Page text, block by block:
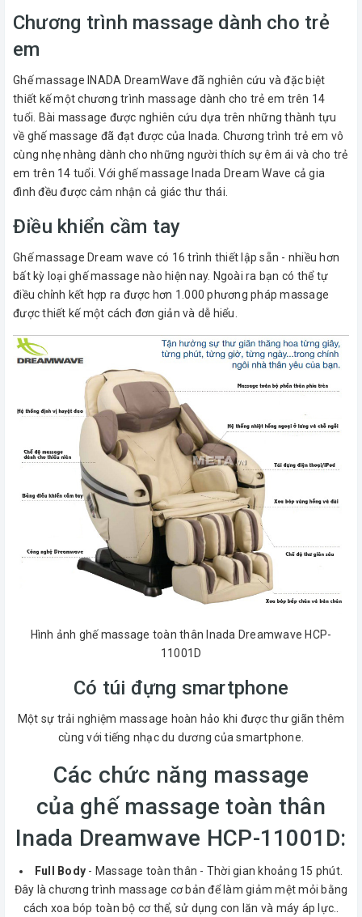
Chương trình massage dành cho trẻ
em
Ghế massage INADA DreamWave đã nghiên cứu và đặc biệt
thiết kế một chương trình massage dành cho trẻ em trên 14
tuổi. Bài massage được nghiên cứu dựa trên những thành tựu
về ghế massage đã đạt được của Inada. Chương trình trẻ em vô
cùng nhẹ nhàng dành cho những người thích sự êm ái và cho trẻ
em trên 14 tuổi. Với ghế massage Inada Dream Wave cả gia
đình đều được cảm nhận cả giác thư thái.
Điều khiển cầm tay
Ghế massage Dream wave có 16 trình thiết lập sẵn - nhiều hơn
bất kỳ loại ghế massage nào hiện nay. Ngoài ra bạn có thể tự
điều chỉnh kết hợp ra được hơn 1.000 phương pháp massage
được thiết kế một cách đơn giản và dễ hiểu.
Hình ảnh ghế massage toàn thân Inada Dreamwave HCP-
11001D
Có túi đựng smartphone
Một sự trải nghiệm massage hoàn hảo khi được thư giãn thêm
cùng với tiếng nhạc du dương của smartphone.
Các chức năng massage
của ghế massage toàn thân
Inada Dreamwave HCP-11001D:
Full Body - Massage toàn thân - Thời gian khoảng 15 phút.
Đây là chương trình massage cơ bản để làm giảm mệt mỏi bằng
cách xoa bóp toàn bộ cơ thể, sử dụng con lăn và máy áp lực..